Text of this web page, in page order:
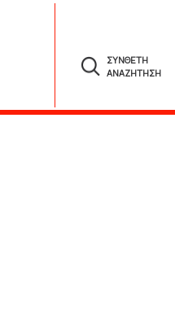
ΣΥΝΘΕΤΗ
ΑΝΑΖΗΤΗΣΗ